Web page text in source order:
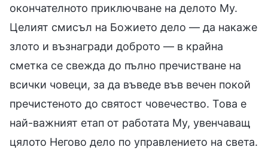
окончателното приключване на делото Му.
Целият смисъл на Божието дело — да накаже
злото и възнагради доброто — в крайна
сметка се свежда до пълно пречистване на
всички човеци, за да въведе във вечен покой
пречистеното до святост човечество. Това е
най-важният етап от работата Му, увенчаващ
цялото Негово дело по управлението на света.